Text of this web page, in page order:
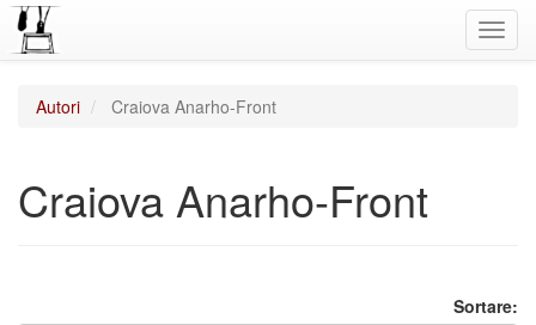
Autori Craiova Anarho-Front
Craiova Anarho-Front
Sortare: